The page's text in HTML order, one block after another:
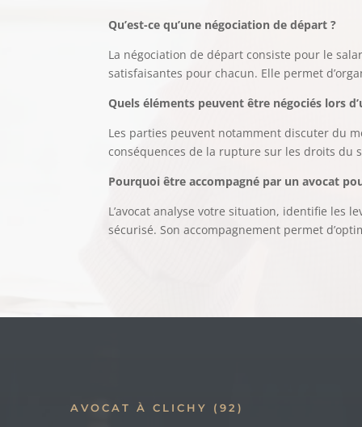
Qu’est-ce qu’une négociation de départ ?
La négociation de départ consiste pour le
satisfaisantes pour chacun. Elle permet
Quels éléments peuvent être négociés lors
Les parties peuvent notamment discuter du
conséquences de la rupture sur les droits du
Pourquoi être accompagné par un avocat
L’avocat analyse votre situation, identifie les
sécurisé. Son accompagnement permet
AVOCAT À CLICHY (92)